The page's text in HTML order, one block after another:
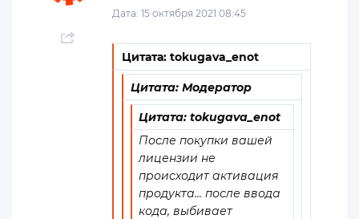
Дата: 15 октября 2021 08:45
Цитата: tokugava_enot
Цитата: Модератор
Цитата: tokugava_enot
После покупки вашей
лицензии не
происходит активация
продукта... после ввода
кода, выбивает